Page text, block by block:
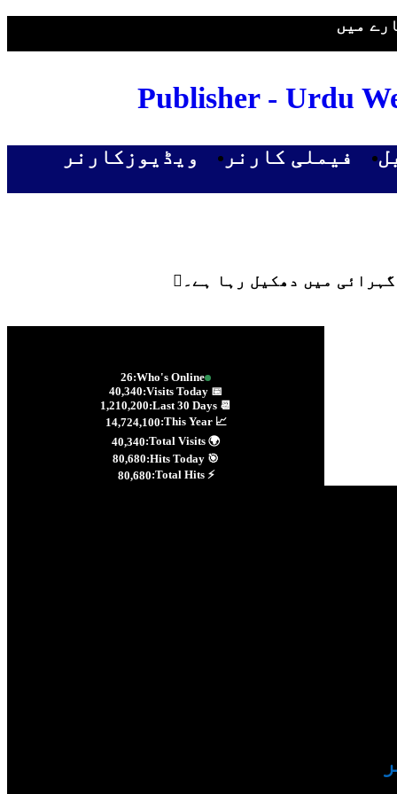
میں
Publisher - Urdu
فیملی کارنر
ویڈیوزکارنر
Who's Online:
26
📅 Visits Today:
40,340
📆 Last 30 Days:
1,210,200
📈 This Year:
14,724,100
🌍 Total Visits:
40,340
🎯 Hits Today:
80,680
⚡ Total Hits:
80,680